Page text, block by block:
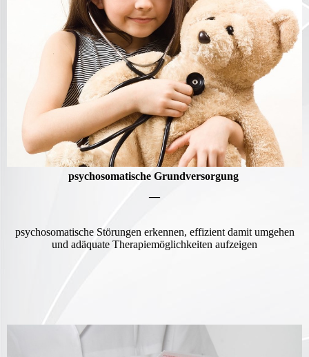
psychosomatische Grundversorgung
—
psychosomatische Störungen erkennen, effizient damit umgehen
und adäquate Therapiemöglichkeiten aufzeigen